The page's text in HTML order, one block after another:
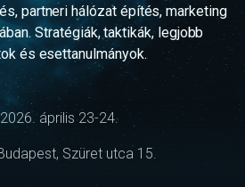
partneri hálózat építés, marketing
Stratégiák, taktikák, legjobb
és esettanulmányok.
2026. április 23-24.
Szüret utca 15.